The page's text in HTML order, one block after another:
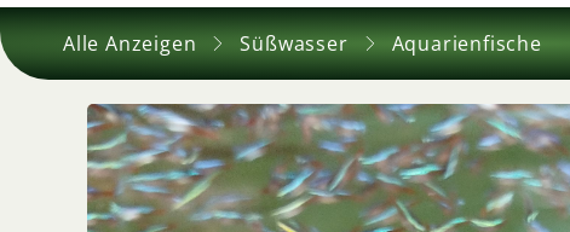
Alle Anzeigen Süßwasser Aquarienfische